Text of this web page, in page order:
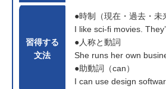
習得する
文法
●時制（現在・過去・未
I like sci-fi movies.
●人称と動詞
She runs her own
●助動詞（can）
I can use design